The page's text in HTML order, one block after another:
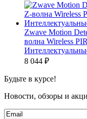
Zwave Motion
волна Wireless
8 044 ₽
Будьте в курсе!
Новости, обзоры и